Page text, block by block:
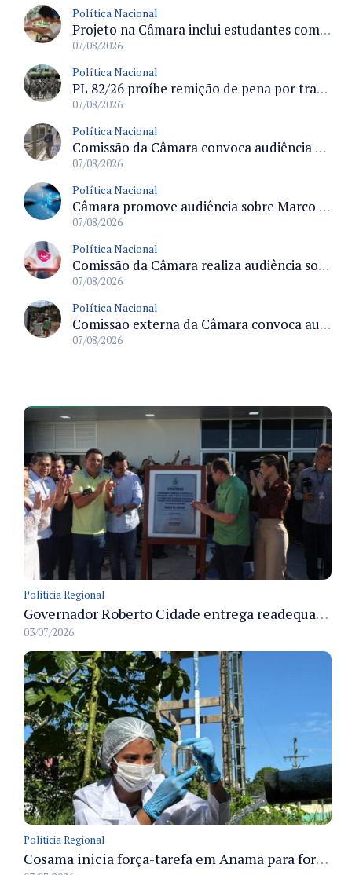
Política Nacional
Projeto na Câmara inclui estudantes com deficiência no regime escolar especial da LDB e estabelece critérios para frequência
07/08/2026
Política Nacional
PL 82/26 proíbe remição de pena por trabalho em funções militares para condenados por crimes contra o Estado Democrático de Direito
07/08/2026
Política Nacional
Comissão da Câmara convoca audiência para discutir misoginia nas escolas e universidades após divulgação de listas misóginas
07/08/2026
Política Nacional
Câmara promove audiência sobre Marco de Fomento à Economia Digital e impactos da inteligência artificial
07/08/2026
Política Nacional
Comissão da Câmara realiza audiência sobre apostas online para medir o tamanho do mercado ilegal
07/08/2026
Política Nacional
Comissão externa da Câmara convoca audiência pública sobre chuvas na Zona da Mata de Minas Gerais e impactos em Juiz de Fora
07/08/2026
Políticia Regional
Governador Roberto Cidade entrega readequação do ambulatório da FCecon e amplia capacidade de atendimento oncológico em Manaus
03/07/2026
Políticia Regional
Cosama inicia força-tarefa em Anamã para fortalecer abastecimento de água e segurança hídrica da população